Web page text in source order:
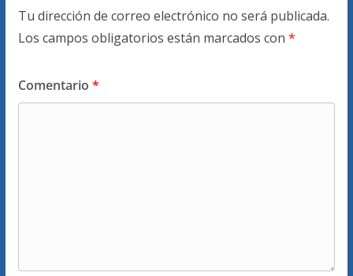
Tu dirección de correo electrónico no será publicada.
Los campos obligatorios están marcados con *
Comentario *